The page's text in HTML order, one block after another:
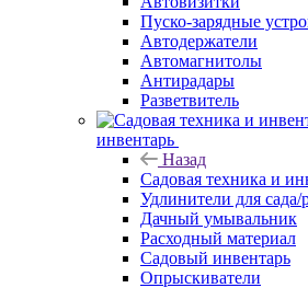
Пуско-зарядные
Автодержатели
Автомагнитолы
Антирадары
Разветвитель
инвентарь
Назад
Садовая техника и
Удлинители для сада/
Дачный умывальник
Расходный материал
Садовый инвентарь
Опрыскиватели